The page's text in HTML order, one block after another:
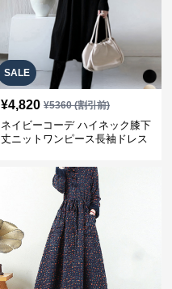
SALE
¥4,820 ¥5360(割引前)
ネイビーコーデ ハイネック膝下
丈ニットワンピース長袖ドレス